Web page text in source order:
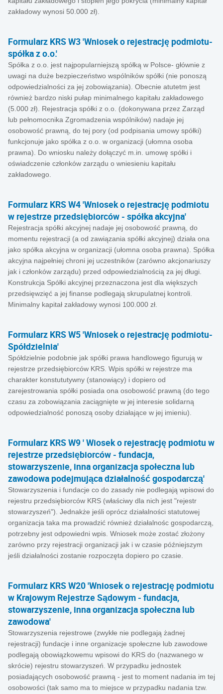
zakładowy wynosi 50.000 zł).
Formularz KRS W3 'Wniosek o rejestrację podmiotu-
spółka z o.o.'
Spółka z o.o. jest najpopularniejszą spółką w Polsce- głównie z
uwagi na duże bezpieczeństwo wspólników spółki (nie ponoszą
odpowiedzialności za jej zobowiązania). Obecnie atutetm jest
również bardzo niski pułap minimalnego kapitału zakładowego
(5.000 zł). Rejestracja spółki z o.o. (dokonywana przez Zarząd
lub pełnomocnika Zgromadzenia wspólników) nadaje jej
osobowość prawną, do tej pory (od podpisania umowy spółki)
funkcjonuje jako spółka z o.o. w organizacji (ułomna osoba
prawna). Do wniosku należy dołączyć m.in. umowę spółki i
oświadczenie członków zarządu o wniesieniu kapitału
zakładowego.
Formularz KRS W4 'Wniosek o rejestrację podmiotu
w rejestrze przedsiębiorców - spółka akcyjna'
Rejestracja spółki akcyjnej nadaje jej osobowość prawną, do
momentu rejestracji (a od zawiązania spółki akcyjnej) działa ona
jako spółka akcyjna w organizacji (ułomna osoba prawna). Spółka
akcyjna najpełniej chroni jej uczestników (zarówno akcjonariuszy
jak i członków zarządu) przed odpowiedzialnością za jej długi.
Konstrukcja Spółki akcyjnej przeznaczona jest dla większych
przedsięwzięć a jej finanse podlegają skrupulatnej kontroli.
Minimalny kapitał zakładowy wynosi 100.000 zł.
Formularz KRS W5 'Wniosek o rejestrację podmiotu-
Spółdzielnia'
Spółdzielnie podobnie jak spółki prawa handlowego figurują w
rejestrze przedsiębiorców KRS. Wpis spółki w rejestrze ma
charakter konstututywny (stanowiący) i dopiero od
zarejestrowania spółki posiada ona osobowość prawną (do tego
czasu za zobowiązania zaciągnięte w jej interesie solidarną
odpowiedzialność ponoszą osoby działające w jej imieniu).
Formularz KRS W9 ' Wiosek o rejestrację podmiotu w
rejestrze przedsiębiorców - fundacja,
stowarzyszenie, inna organizacja społeczna lub
zawodowa podejmująca działalność gospodarczą'
Stowarzyszenia i fundacje co do zasady nie podlegają wpisowi do
rejestru przedsiębiorców KRS (właściwy dla nich jest "rejestr
stowarzyszeń"). Jednakże jeśli oprócz działalności statutowej
organizacja taka ma prowadzić również działalnośc gospodarczą,
potrzebny jest odpowiedni wpis. Wniosek może zostać złożony
zarówno przy rejestracji organizacji jak i w czasie późniejszym
jeśli działalności zostanie rozpoczęta dopiero po czasie.
Formularz KRS W20 'Wniosek o rejestrację podmiotu
w Krajowym Rejestrze Sądowym - fundacja,
stowarzyszenie, inna organizacja społeczna lub
zawodowa'
Stowarzyszenia rejestrowe (zwykłe nie podlegają żadnej
rejestracji) fundacje i inne organizacje społeczne lub zawodowe
podlegają obowiązkowemu wpisowi do KRS do (nazwanego w
skrócie) rejestru stowarzyszeń. W przypadku jednostek
posiadających osobowość prawną - jest to moment nadania im tej
osobowości (tak samo ma to miejsce w przypadku nadania tzw.